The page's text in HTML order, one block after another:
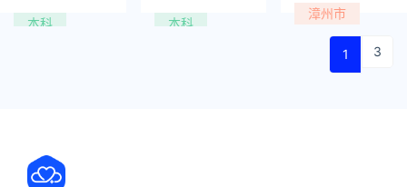
本科 本科
漳州市
1 3